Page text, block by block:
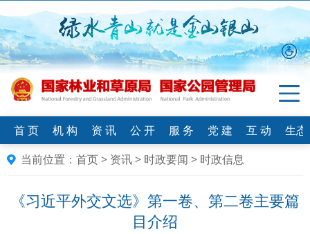
首 页 机 构 资 讯 公 开 服 务 党 建 互 动
生
当前位置： 首页> 资讯> 时政要闻 > 时政信息
《习近平外交文选》第一卷、第二卷主要篇
目介绍